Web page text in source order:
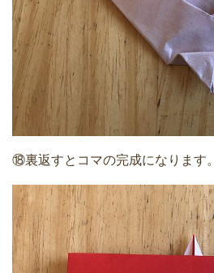
⑱裏返すとコマの完成になります。